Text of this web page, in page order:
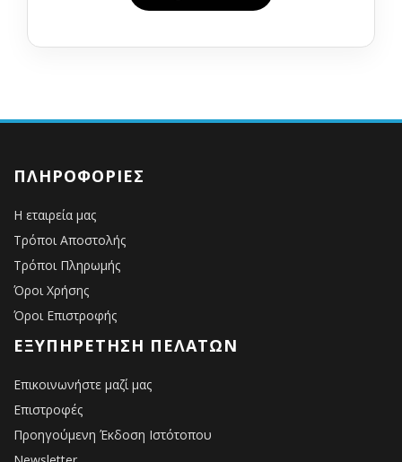
ΠΛΗΡΟΦΟΡΊΕΣ
Η εταιρεία μας
Τρόποι Αποστολής
Τρόποι Πληρωμής
Όροι Χρήσης
Όροι Επιστροφής
ΕΞΥΠΗΡΈΤΗΣΗ ΠΕΛΑΤΏΝ
Επικοινωνήστε μαζί μας
Επιστροφές
Προηγούμενη Έκδοση Ιστότοπου